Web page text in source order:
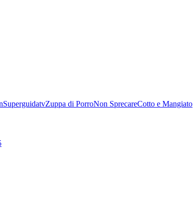
SuperguidatvZuppa di PorroNon SprecareCotto e Mangiato